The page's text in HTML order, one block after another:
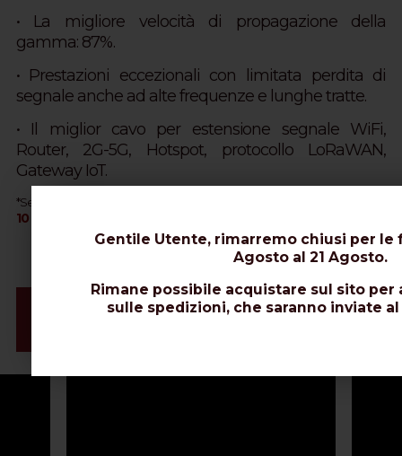
• La migliore velocità di propagazione della
gamma: 87%.
• Prestazioni eccezionali con limitata perdita di
segnale anche ad alte frequenze e lunghe tratte.
• Il miglior cavo per estensione segnale WiFi,
Router, 2G-5G, Hotspot, protocollo LoRaWAN,
Gateway IoT.
*Se è necessario l'interramento del cavo, optare per
10
Video e Installazione Connettori
Gentile Utente, rimarremo chiusi per le
Agosto al 21 Agosto.
Rimane possibile acquistare sul sito
sulle spedizioni, che saranno inviate